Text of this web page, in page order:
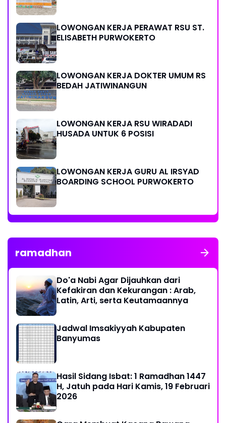
LOWONGAN KERJA PERAWAT RSU ST.
ELISABETH PURWOKERTO
LOWONGAN KERJA DOKTER UMUM RS
BEDAH JATIWINANGUN
LOWONGAN KERJA RSU WIRADADI
HUSADA UNTUK 6 POSISI
LOWONGAN KERJA GURU AL IRSYAD
BOARDING SCHOOL PURWOKERTO
ramadhan
Do'a Nabi Agar Dijauhkan dari
Kefakiran dan Kekurangan : Arab,
Latin, Arti, serta Keutamaannya
Jadwal Imsakiyyah Kabupaten
Banyumas
Hasil Sidang Isbat: 1 Ramadhan 1447
H, Jatuh pada Hari Kamis, 19 Februari
2026